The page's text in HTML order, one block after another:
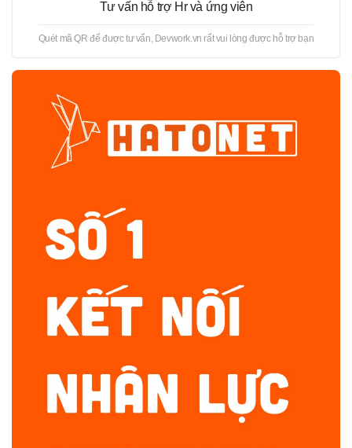
Tư vấn hỗ trợ Hr và ứng viên
Quét mã QR để được tư vấn, Devwork.vn rất vui lòng được hỗ trợ bạn